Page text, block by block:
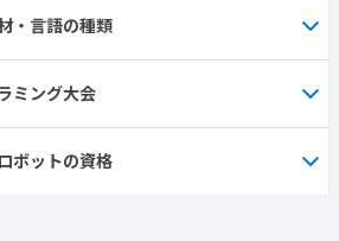
・言語の種類
ミング大会
ボットの資格